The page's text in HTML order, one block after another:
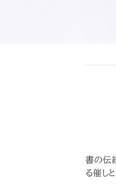
書の伝
る催し